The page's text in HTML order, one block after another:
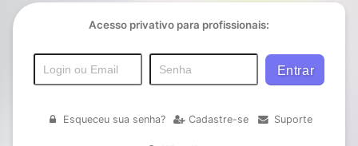
Acesso privativo para profissionais:
Esqueceu sua senha? Cadastre-se Suporte